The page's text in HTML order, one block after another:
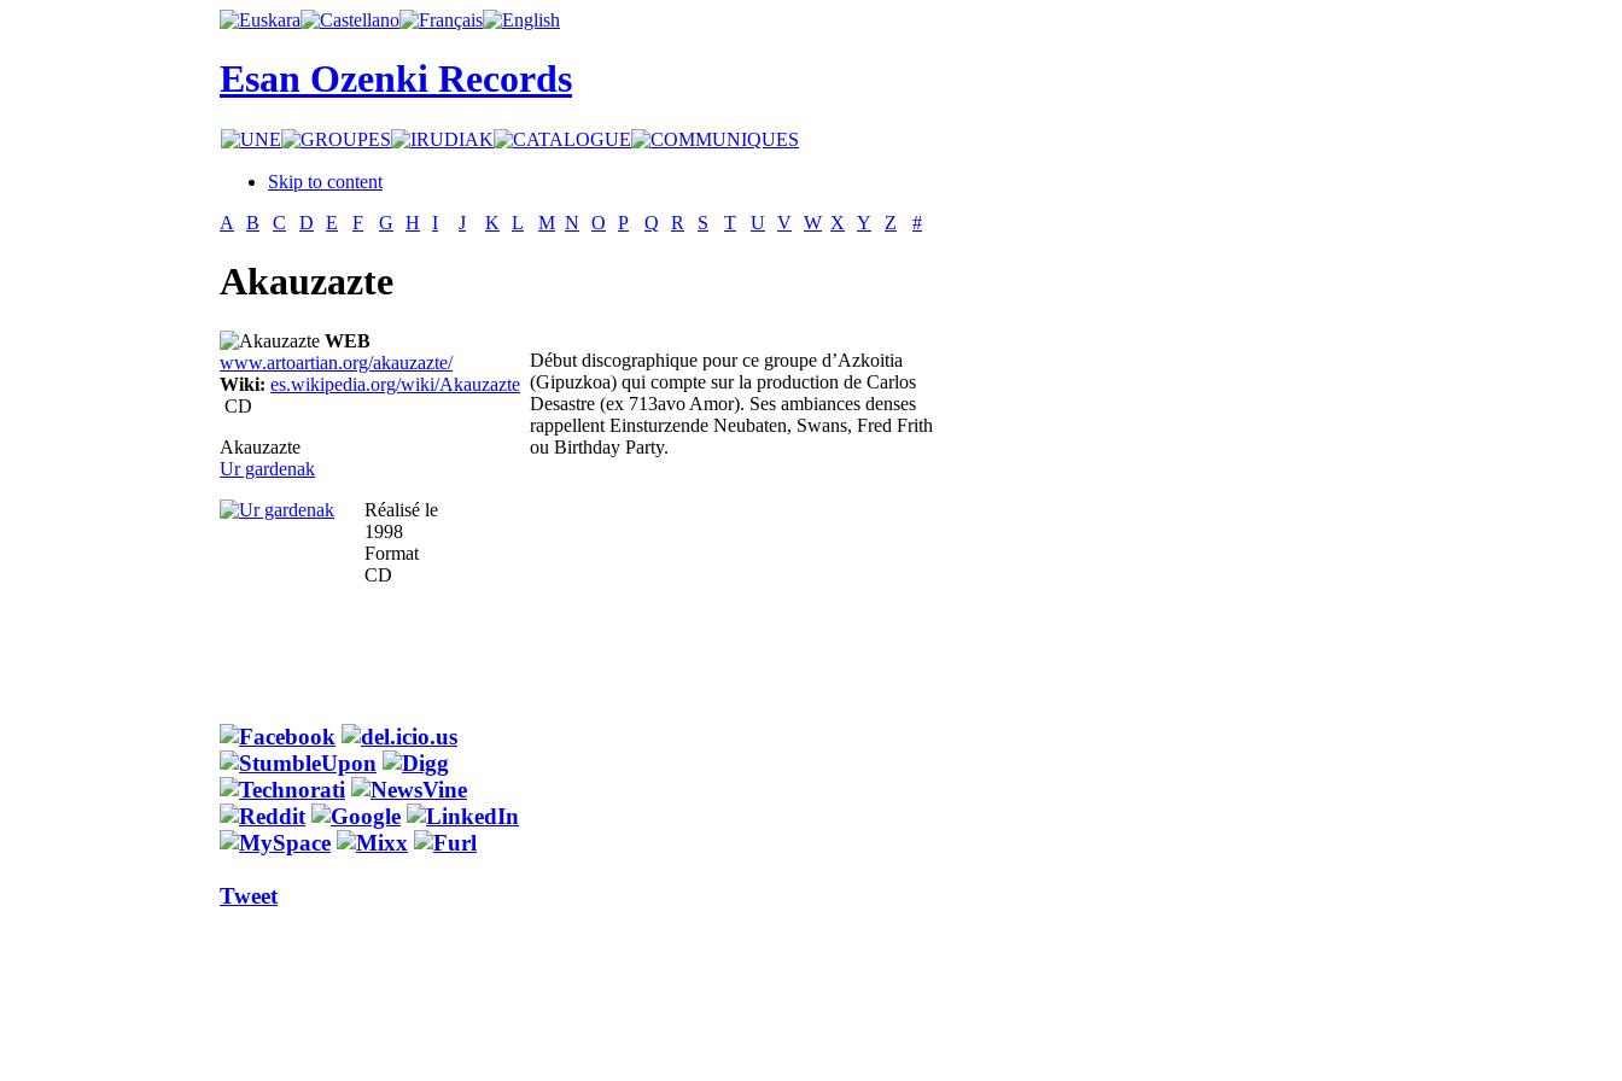
Esan Ozenki Records
Skip to content
A
B C D E F G H I J K L M N O P Q R S T U V W X Y Z #
Akauzazte
WEB
www.artoartian.org/akauzazte/
Wiki: es.wikipedia.org/wiki/Akauzazte
CD
Akauzazte
Ur gardenak
Réalisé le
1998
Format
CD
Tweet
Début discographique pour ce groupe d’Azkoitia
(Gipuzkoa) qui compte sur la production de Carlos
Desastre (ex 713avo Amor). Ses ambiances denses
rappellent Einsturzende Neubaten, Swans, Fred Frith
ou Birthday Party.